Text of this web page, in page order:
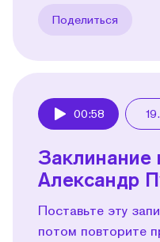
Поделиться
00:58
Заклинание
Александр
Поставьте эту
потом повторите